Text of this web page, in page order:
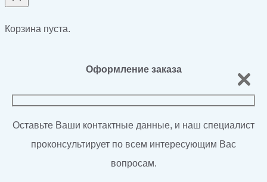
Корзина пуста.
Оформление заказа
Оставьте Ваши контактные данные, и наш специалист
проконсультирует по всем интересующим Вас
вопросам.